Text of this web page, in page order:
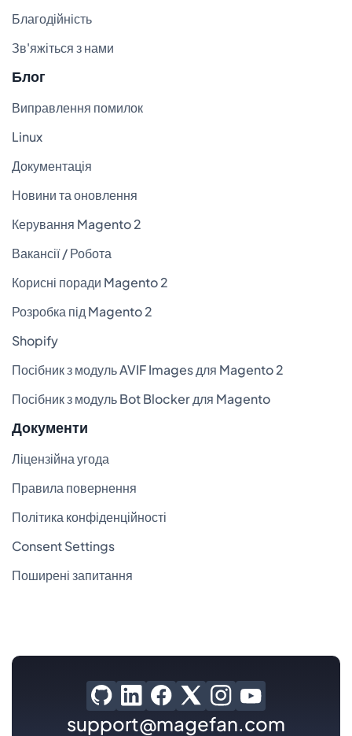
Благодійність
Зв'яжіться з нами
Блог
Виправлення помилок
Linux
Документація
Новини та оновлення
Керування Magento 2
Вакансії / Робота
Корисні поради Magento 2
Розробка під Magento 2
Shopify
Посібник з модуль AVIF Images для Magento 2
Посібник з модуль Bot Blocker для Magento
Документи
Ліцензійна угода
Правила повернення
Політика конфіденційності
Consent Settings
Поширені запитання
support@magefan.com